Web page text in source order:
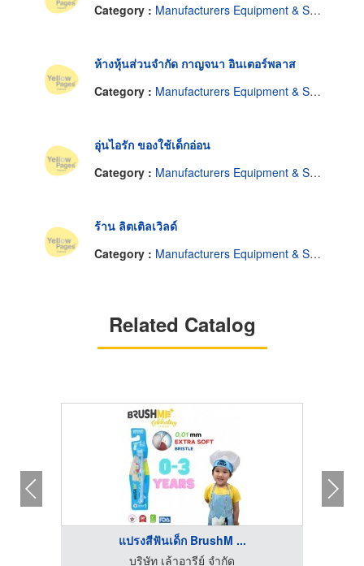
Category : Manufacturers Equipment & Supplies Infant.
ห้างหุ้นส่วนจำกัด กาญจนา อินเตอร์พลาส
Category : Manufacturers Equipment & Supplies Infant.
อุ่นไอรัก ของใช้เด็กอ่อน
Category : Manufacturers Equipment & Supplies Infant.
ร้าน ลิตเติลเวิลด์
Category : Manufacturers Equipment & Supplies Infant.
Related Catalog
แปรงสีฟันเด็ก BrushM ...
บริษัท เล้าอารีย์ จำกัด